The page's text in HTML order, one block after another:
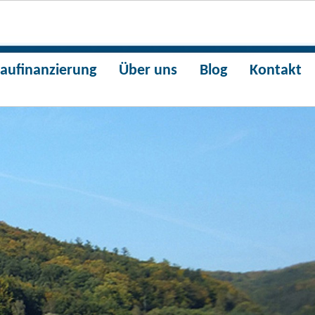
Kontakt
Blog
Über uns